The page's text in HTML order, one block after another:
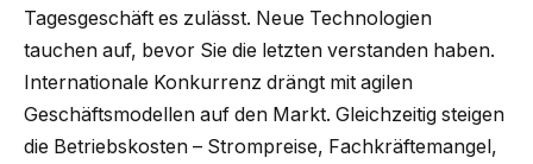
Tagesgeschäft es zulässt. Neue Technologien
tauchen auf, bevor Sie die letzten verstanden haben.
Internationale Konkurrenz drängt mit agilen
Geschäftsmodellen auf den Markt. Gleichzeitig steigen
die Betriebskosten – Strompreise, Fachkräftemangel,